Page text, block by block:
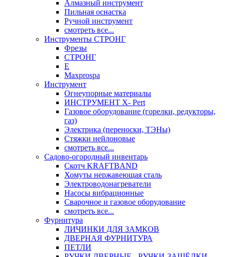
Алмазный инструмент
Пильная оснастка
Ручной инструмент
смотреть все...
Инструменты СТРОНГ
Фрезы
СТРОНГ
Е
Maxprospa
Инструмент
Огнеупорные материалы
ИНСТРУМЕНТ X- Pert
Газовое оборудование (горелки, редукторы,
газ)
Электрика (переноски, ТЭНы)
Стяжки нейлоновые
смотреть все...
Садово-огородный инвентарь
Скотч KRAFTBAND
Хомуты нержавеющая сталь
Электроводонагреватели
Насосы вибрационные
Сварочное и газовое оборудование
смотреть все...
Фурнитура
ЛИЧИНКИ ДЛЯ ЗАМКОВ
ДВЕРНАЯ ФУРНИТУРА
ПЕТЛИ